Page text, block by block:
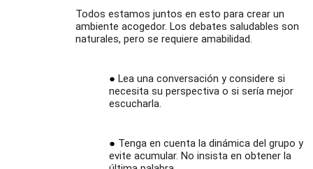
Todos estamos juntos en esto para crear un
ambiente acogedor. Los debates saludables son
naturales, pero se requiere amabilidad.
Lea una conversación y considere si
necesita su perspectiva o si sería mejor
escucharla.
Tenga en cuenta la dinámica del grupo y
evite acumular. No insista en obtener la